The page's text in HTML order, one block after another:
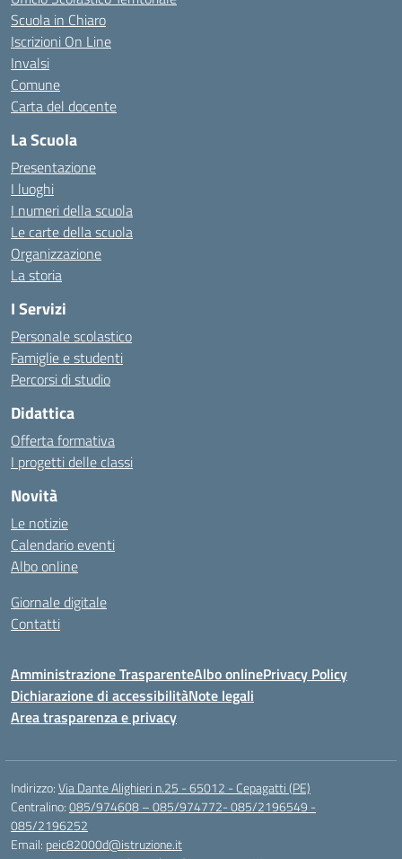
Scuola in Chiaro
Iscrizioni On Line
Invalsi
Comune
Carta del docente
La Scuola
Presentazione
I luoghi
I numeri della scuola
Le carte della scuola
Organizzazione
La storia
I Servizi
Personale scolastico
Famiglie e studenti
Percorsi di studio
Didattica
Offerta formativa
I progetti delle classi
Novità
Le notizie
Calendario eventi
Albo online
Giornale digitale
Contatti
Amministrazione TrasparenteAlbo onlinePrivacy Policy
Dichiarazione di accessibilitàNote legali
Area trasparenza e privacy
Indirizzo:Via Dante Alighieri n.25 - 65012 - Cepagatti (PE)
Centralino:085/974608 – 085/974772- 085/2196549 -
085/2196252
Email: peic82000d@istruzione.it